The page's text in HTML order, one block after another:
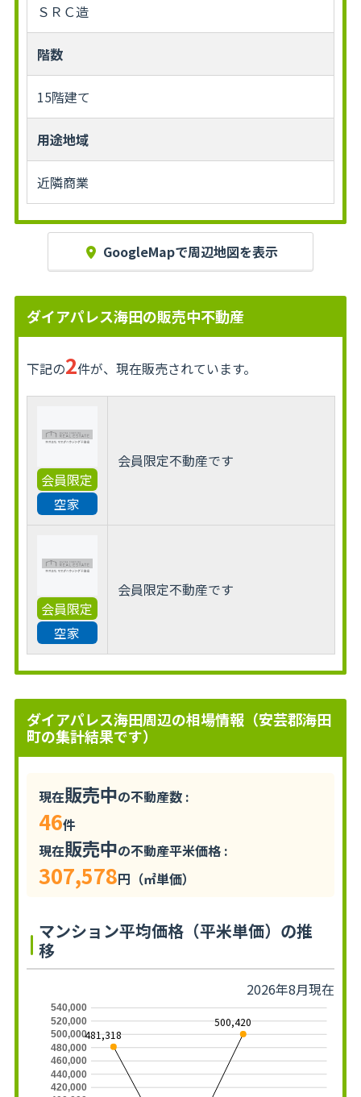
ＳＲＣ造
階数
15階建て
用途地域
近隣商業
GoogleMapで周辺地図を表示
ダイアパレス海田の販売中不動産
下記の2件が、現在販売されています。
会員限定
空家
会員限定不動産です
会員限定
空家
会員限定不動産です
ダイアパレス海田周辺の相場情報（安芸郡海田
町の集計結果です）
現在販売中の不動産数 :
46件
現在販売中の不動産平米価格 :
307,578円（㎡単価）
マンション平均価格（平米単価）の推
移
2026年8月現在
420,000
440,000
460,000
480,000
500,000
520,000
540,000
481,318
500,420